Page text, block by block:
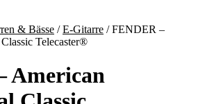
& Bässe /E-Gitarre /FENDER –
Telecaster®
American